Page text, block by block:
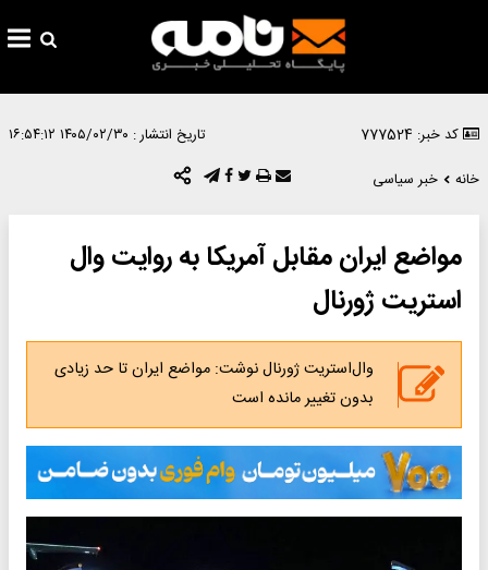
کد خبر: 777524 تاریخ انتشار : ۱۴۰۵/۰۲/۳۰ ۱۶:۵۴:۱۲
خانه
خبر سیاسی
مواضع ایران مقابل آمریکا به روایت وال
استریت ژورنال
وال‌استریت ژورنال نوشت: مواضع ایران تا حد زیادی
بدون تغییر مانده است